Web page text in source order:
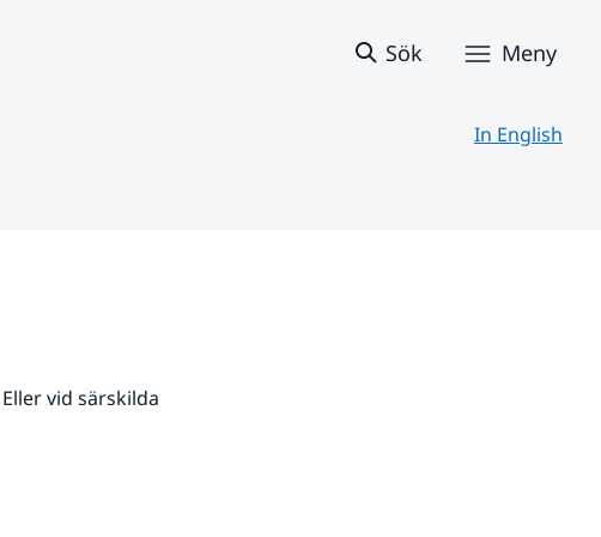
Sök Meny
In English
vid särskilda